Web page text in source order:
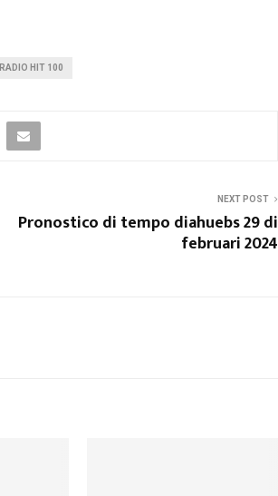
y
RADIO HIT 100
NEXT POST
Pronostico di tempo diahuebs 29 di
februari 2024